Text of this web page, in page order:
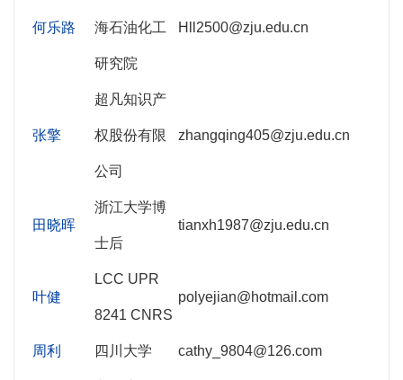
何乐路 海石油化工
研究院
Hll2500@zju.edu.cn
张擎
超凡知识产
权股份有限
公司
zhangqing405@zju.edu.cn
田晓晖
浙江大学博
士后
tianxh1987@zju.edu.cn
叶健
LCC UPR
8241 CNRS
polyejian@hotmail.com
周利 四川大学 cathy_9804@126.com